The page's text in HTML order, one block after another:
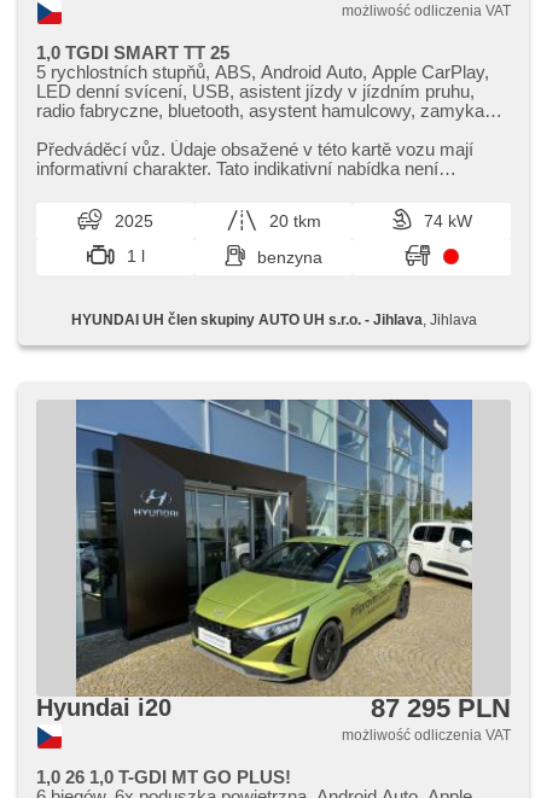
możliwość odliczenia VAT
1,0 TGDI SMART TT 25
5 rychlostních stupňů, ABS, Android Auto, Apple CarPlay,
LED denní svícení, USB, asistent jízdy v jízdním pruhu,
radio fabryczne, bluetooth, asystent hamulcowy, zamykanie
pasażera, światła do jazdy dziennej, el. opuszczane szyby,
el. lusterka, hands free, asystent pasa ruchu, immobilizer,
biegów, halogeny, kierownica wielofunkcyjna, regulowana
kierownica, komputer pokładowy, parkovací kamera,
parkovací senzory zadní, spełnia EURO VI, napęd 4x2,
nawigacja satelitarna, tempomat, termometr zewnętrzny,
Předváděcí vůz. Údaje obsažené v této kartě vozu mají
informativní charakter. Tato indikativní nabídka není
2025 20 tkm
74 kW
1 l
benzyna
HYUNDAI UH člen skupiny AUTO UH s.r.o. - Jihlava , Jihlava
Hyundai i20 87 295 PLN
możliwość odliczenia VAT
1,0 26 1,0 T-GDI MT GO PLUS!